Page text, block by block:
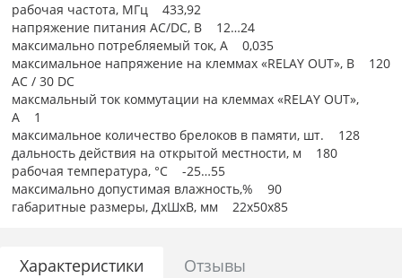
рабочая частота, МГц 433,92
напряжение питания AC/DC, В 12…24
максимально потребляемый ток, А 0,035
максимальное напряжение на клеммах «RELAY OUT», В 120
АС / 30 DC
максмальный ток коммутации на клеммах «RELAY OUT»,
А 1
максимальное количество брелоков в памяти, шт. 128
дальность действия на открытой местности, м 180
рабочая температура, °С -25…55
максимально допустимая влажность,% 90
габаритные размеры, ДхШхВ, мм 22х50х85
Характеристики Отзывы